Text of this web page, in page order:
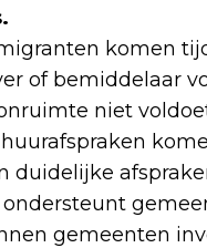
komen
of bemiddelaar
niet
duidelijke
gemeenten